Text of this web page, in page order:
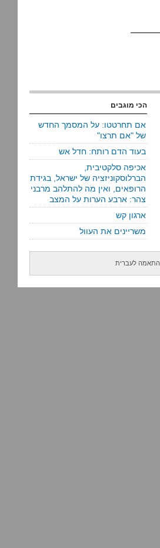
הכי מוגבים
אם תחרטטו: על המסמך החדש
של "אם תרצו"
בעוד הדם רותח: חדל אש
אכיפה סלקטיבית,
הברלוסקוניזציה של ישראל, בגידת
הרופאים, ואין מה להתלהב מרבני
צהר: ארבע הערות על המצב
ארגון קש
משריינים את העוול
התאמה לעברית